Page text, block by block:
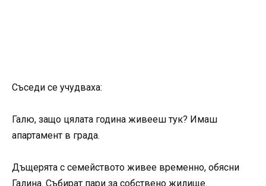
Съседи се учудваха:
Галю, защо цялата година живееш тук? Имаш
апартамент в града.
Дъщерята с семейството живее временно, обясни
Галина. Събират пари за собствено жилище.